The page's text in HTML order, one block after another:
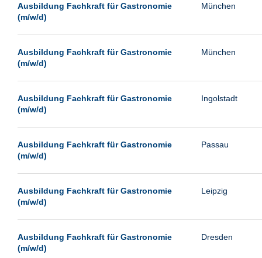
Siegburg
Siegen
Viernheim
Wetzlar
Wust/Brandenburg
Ausbildung Fachkraft für Gastronomie
(m/w/d)
München
Ausbildung Fachkraft für Gastronomie
(m/w/d)
München
Ausbildung Fachkraft für Gastronomie
(m/w/d)
Ingolstadt
Ausbildung Fachkraft für Gastronomie
(m/w/d)
Passau
Ausbildung Fachkraft für Gastronomie
(m/w/d)
Leipzig
Ausbildung Fachkraft für Gastronomie
(m/w/d)
Dresden